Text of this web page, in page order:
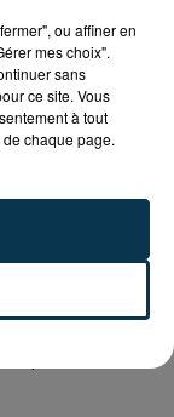
et Les
organisent
à savon" à
!
préférence :
ou affiner en
mes choix".
sans
ce site. Vous
à tout
chaque page.